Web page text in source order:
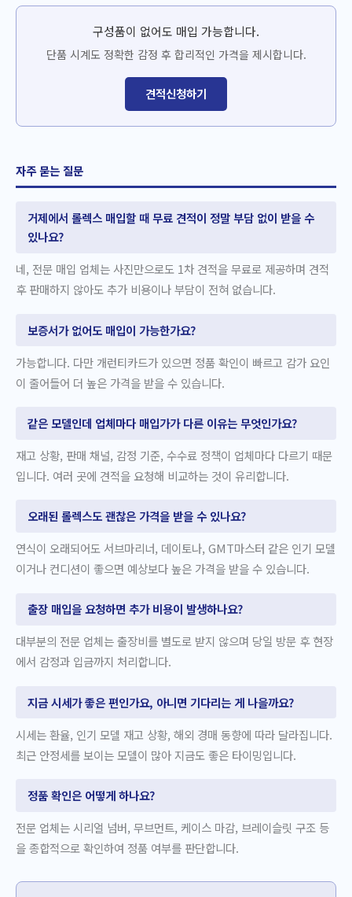
구성품이 없어도 매입 가능합니다.
단품 시계도 정확한 감정 후 합리적인 가격을 제시합니다.
견적신청하기
자주 묻는 질문
거제에서 롤렉스 매입할 때 무료 견적이 정말 부담 없이 받을 수
있나요?
네, 전문 매입 업체는 사진만으로도 1차 견적을 무료로 제공하며 견적
후 판매하지 않아도 추가 비용이나 부담이 전혀 없습니다.
보증서가 없어도 매입이 가능한가요?
가능합니다. 다만 개런티카드가 있으면 정품 확인이 빠르고 감가 요인
이 줄어들어 더 높은 가격을 받을 수 있습니다.
같은 모델인데 업체마다 매입가가 다른 이유는 무엇인가요?
재고 상황, 판매 채널, 감정 기준, 수수료 정책이 업체마다 다르기 때문
입니다. 여러 곳에 견적을 요청해 비교하는 것이 유리합니다.
오래된 롤렉스도 괜찮은 가격을 받을 수 있나요?
연식이 오래되어도 서브마리너, 데이토나, GMT마스터 같은 인기 모델
이거나 컨디션이 좋으면 예상보다 높은 가격을 받을 수 있습니다.
출장 매입을 요청하면 추가 비용이 발생하나요?
대부분의 전문 업체는 출장비를 별도로 받지 않으며 당일 방문 후 현장
에서 감정과 입금까지 처리합니다.
지금 시세가 좋은 편인가요, 아니면 기다리는 게 나을까요?
시세는 환율, 인기 모델 재고 상황, 해외 경매 동향에 따라 달라집니다.
최근 안정세를 보이는 모델이 많아 지금도 좋은 타이밍입니다.
정품 확인은 어떻게 하나요?
전문 업체는 시리얼 넘버, 무브먼트, 케이스 마감, 브레이슬릿 구조 등
을 종합적으로 확인하여 정품 여부를 판단합니다.